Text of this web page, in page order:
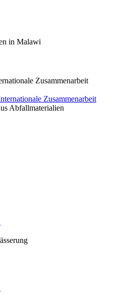
in Malawi
Zusammenarbeit
Abfallmaterialien